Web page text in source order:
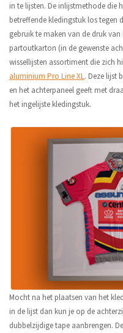
in te lijsten. De inlijstmethode die
betreffende kledingstuk los tegen
gebruik te maken van de druk
partoutkarton (in de gewenste
wissellijsten assortiment die zich
aluminium Pro Line XL. Deze lijst
en het achterpaneel geeft met
het ingelijste kledingstuk.
Mocht na het plaatsen van het
in de lijst dan kun je op de
dubbelzijdige tape aanbrengen.